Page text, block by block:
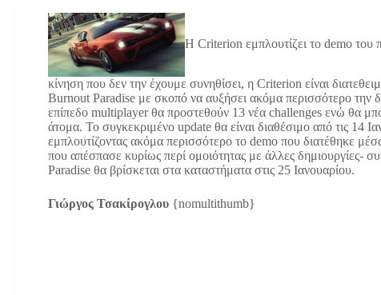
Η Criterion εμπλουτίζει το demo του
κίνηση που δεν την έχουμε συνηθίσει, η Criterion είναι
Burnout Paradise με σκοπό να αυξήσει ακόμα περισσότερο την
επίπεδο multiplayer θα προστεθούν 13 νέα challenges ενώ θα
άτομα. Το συγκεκριμένο update θα είναι διαθέσιμο από τις 14
εμπλουτίζοντας ακόμα περισσότερο το demo που διατέθηκε
που απέσπασε κυρίως περί ομοιότητας με άλλες δημιουργίες-
Paradise θα βρίσκεται στα καταστήματα στις 25 Ιανουαρίου.
Γιώργος Τσακίρογλου {nomultithumb}